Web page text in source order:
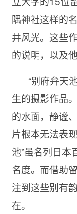
隅神社这样的
井风光。这些
的说明，以及
“别府弁天
生的摄影作品
的水面，静谧
片根本无法表
池”虽名列日本
名度。而借助
注到这些别有
在。